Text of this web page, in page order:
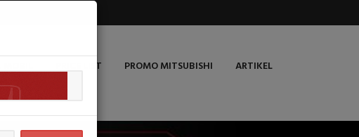
PRICE LIST PROMO MITSUBISHI ARTIKEL